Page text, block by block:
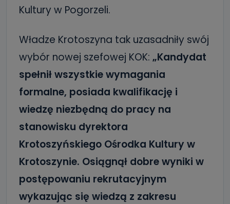
Kultury w Pogorzeli.
Władze Krotoszyna tak uzasadniły swój
wybór nowej szefowej KOK: „Kandydat
spełnił wszystkie wymagania
formalne, posiada kwalifikację i
wiedzę niezbędną do pracy na
stanowisku dyrektora
Krotoszyńskiego Ośrodka Kultury w
Krotoszynie. Osiągnął dobre wyniki w
postępowaniu rekrutacyjnym
wykazując się wiedzą z zakresu